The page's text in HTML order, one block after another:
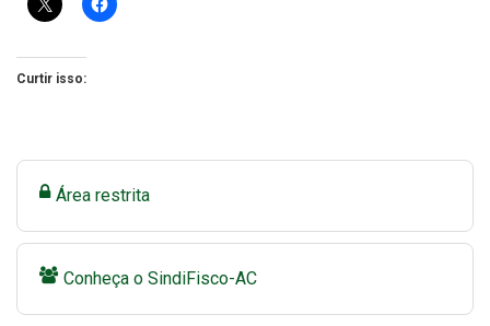
Curtir isso:
Área restrita
Conheça o SindiFisco-AC